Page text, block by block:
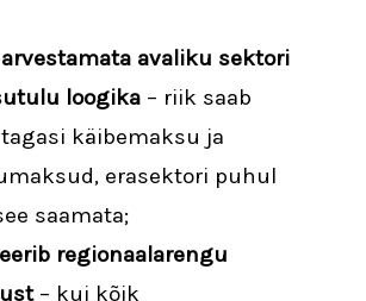
avaliku sektori
loogika – riik saab
käibemaksu ja
erasektori puhul
saamata;
regionaalarengu
– kui kõik